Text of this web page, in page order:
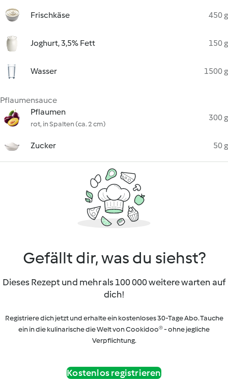
Frischkäse 450 g
Joghurt, 3,5% Fett 150 g
Wasser 1500 g
Pflaumensauce
Pflaumen
rot, in Spalten (ca. 2 cm)
300 g
Zucker 50 g
Gefällt dir, was du siehst?
Dieses Rezept und mehr als 100 000 weitere warten auf
dich!
Registriere dich jetzt und erhalte ein kostenloses 30-Tage Abo. Tauche
ein in die kulinarische die Welt von Cookidoo® - ohne jegliche
Verpflichtung.
Kostenlos registrieren